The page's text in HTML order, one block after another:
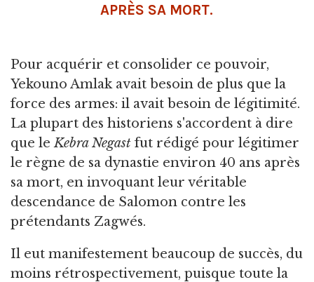
APRÈS SA MORT.
Pour acquérir et consolider ce pouvoir,
Yekouno Amlak avait besoin de plus que la
force des armes: il avait besoin de légitimité.
La plupart des historiens s'accordent à dire
que leKebra Negast fut rédigé pour légitimer
le règne de sa dynastie environ 40 ans après
sa mort, en invoquant leur véritable
descendance de Salomon contre les
prétendants Zagwés.
Il eut manifestement beaucoup de succès, du
moins rétrospectivement, puisque toute la